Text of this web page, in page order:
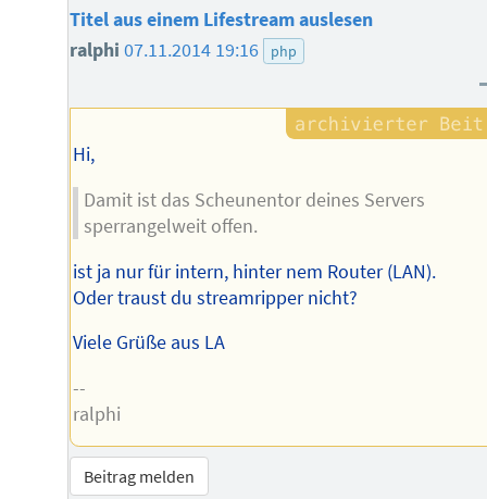
Titel aus einem Lifestream auslesen
ralphi07.11.2014 19:16 php
Hi,
Damit ist das Scheunentor deines Servers
sperrangelweit offen.
ist ja nur für intern, hinter nem Router (LAN).
Oder traust du streamripper nicht?
Viele Grüße aus LA
--
ralphi
Beitrag melden